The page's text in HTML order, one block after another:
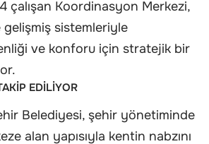
çalışan Koordinasyon Merkezi,
gelişmiş sistemleriyle
ve konforu için stratejik bir
EDİLİYOR
Belediyesi, şehir yönetiminde
alan yapısıyla kentin nabzını